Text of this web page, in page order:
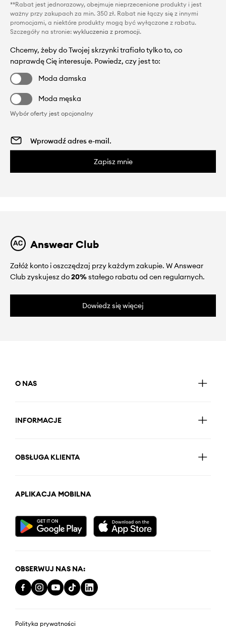
**Rabat jest jednorazowy, obejmuje nieprzecenione produkty i jest
ważny przy zakupach za min. 350 zł. Rabat nie łączy się z innymi
promocjami, a niektóre produkty mogą być wyłączone z rabatu.
Szczegóły na stronie: wykluczenia z promocji.
Chcemy, żeby do Twojej skrzynki trafiało tylko to, co
naprawdę Cię interesuje. Powiedz, czy jest to:
Moda damska
Moda męska
Wybór oferty jest opcjonalny
Zapisz mnie
Answear Club
Załóż konto i oszczędzaj przy każdym zakupie. W Answear
Club zyskujesz do20%stałego rabatu od cen regularnych.
Dowiedz się więcej
O NAS
INFORMACJE
OBSŁUGA KLIENTA
APLIKACJA MOBILNA
OBSERWUJ NAS NA:
Polityka prywatności